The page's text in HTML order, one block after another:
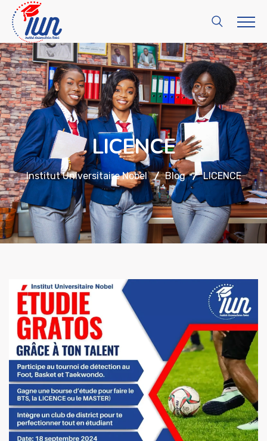
LICENCE
Institut Universitaire Nobel Blog LICENCE